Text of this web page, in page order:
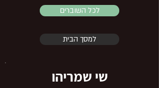
לכל השוברים
למסך הבית
שי שמריהו